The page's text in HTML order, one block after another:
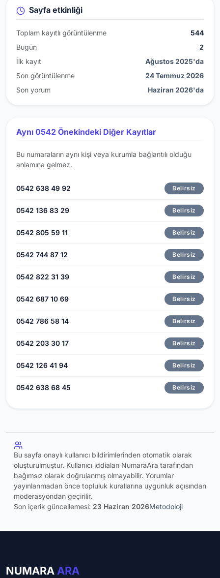
Sayfa etkinliği
Toplam kayıtlı görüntülenme
544
Bugün
2
İlk kayıt
Ağustos 2025'da
Son görüntülenme
24 Temmuz 2026
Son yorum
Haziran 2026'da
Aynı 0542 Önekindeki Diğer Kayıtlar
Bu numaraların aynı kişi veya kurumla bağlantılı olduğu
anlamına gelmez.
0542 638 49 92 Belirsiz
0542 136 83 29 Belirsiz
0542 805 59 11 Belirsiz
0542 744 87 12 Belirsiz
0542 822 31 39 Belirsiz
0542 687 10 69 Belirsiz
0542 786 58 14 Belirsiz
0542 203 30 17 Belirsiz
0542 126 41 94 Belirsiz
0542 638 68 45 Belirsiz
Bu sayfa onaylı kullanıcı bildirimlerinden otomatik olarak
oluşturulmuştur. Kullanıcı iddiaları NumaraAra tarafından
bağımsız olarak doğrulanmış olmayabilir. Yorumlar
yayınlanmadan önce topluluk kurallarına uygunluk açısından
moderasyondan geçirilir.
Son içerik güncellemesi: 23 Haziran 2026Metodoloji
NUMARA ARA